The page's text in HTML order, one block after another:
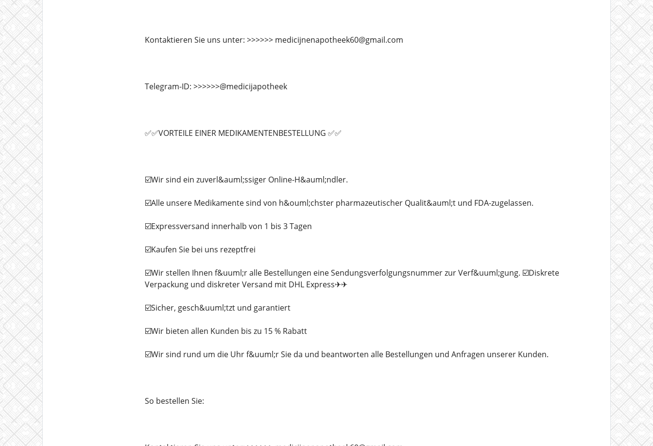
Kontaktieren Sie uns unter: >>>>>> medicijnenapotheek60@gmail.com
Telegram-ID: >>>>>>@medicijapotheek
✅✅VORTEILE EINER MEDIKAMENTENBESTELLUNG ✅✅
☑️Wir sind ein zuverl&auml;ssiger Online-H&auml;ndler.
☑️Alle unsere Medikamente sind von h&ouml;chster pharmazeutischer Qualit&auml;t und FDA-zugelassen.
☑️Expressversand innerhalb von 1 bis 3 Tagen
☑️Kaufen Sie bei uns rezeptfrei
☑️Wir stellen Ihnen f&uuml;r alle Bestellungen eine Sendungsverfolgungsnummer zur Verf&uuml;gung. ☑️Diskrete
Verpackung und diskreter Versand mit DHL Express✈✈
☑️Sicher, gesch&uuml;tzt und garantiert
☑️Wir bieten allen Kunden bis zu 15 % Rabatt
☑️Wir sind rund um die Uhr f&uuml;r Sie da und beantworten alle Bestellungen und Anfragen unserer Kunden.
So bestellen Sie: